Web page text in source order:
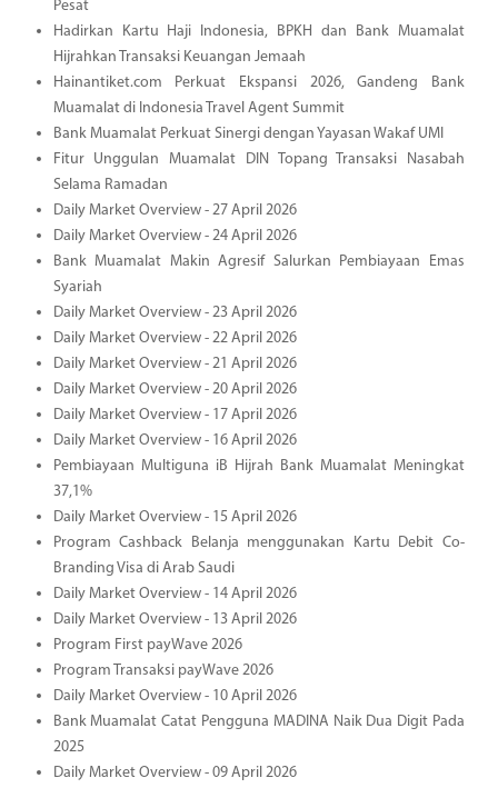
Pesat
Hadirkan Kartu Haji Indonesia, BPKH dan Bank Muamalat
Hijrahkan Transaksi Keuangan Jemaah
Hainantiket.com Perkuat Ekspansi 2026, Gandeng Bank
Muamalat di Indonesia Travel Agent Summit
Bank Muamalat Perkuat Sinergi dengan Yayasan Wakaf UMI
Fitur Unggulan Muamalat DIN Topang Transaksi Nasabah
Selama Ramadan
Daily Market Overview - 27 April 2026
Daily Market Overview - 24 April 2026
Bank Muamalat Makin Agresif Salurkan Pembiayaan Emas
Syariah
Daily Market Overview - 23 April 2026
Daily Market Overview - 22 April 2026
Daily Market Overview - 21 April 2026
Daily Market Overview - 20 April 2026
Daily Market Overview - 17 April 2026
Daily Market Overview - 16 April 2026
Pembiayaan Multiguna iB Hijrah Bank Muamalat Meningkat
37,1%
Daily Market Overview - 15 April 2026
Program Cashback Belanja menggunakan Kartu Debit Co-
Branding Visa di Arab Saudi
Daily Market Overview - 14 April 2026
Daily Market Overview - 13 April 2026
Program First payWave 2026
Program Transaksi payWave 2026
Daily Market Overview - 10 April 2026
Bank Muamalat Catat Pengguna MADINA Naik Dua Digit Pada
2025
Daily Market Overview - 09 April 2026